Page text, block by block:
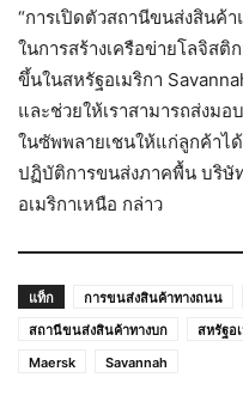
“การเปิดตัวสถานีขนส่งสินค้
ในการสร้างเครือข่ายโลจิส
ขึ้นในสหรัฐอเมริกา
และช่วยให้เราสามารถส่งม
ในซัพพลายเชนให้แก่ลูกค้าไ
ปฏิบัติการขนส่งภาคพื้น บริษั
อเมริกาเหนือ กล่าว
แท็ก การขนส่งสินค้าทางถนน
สถานีขนส่งสินค้าทางบก
สหรัฐอ
Maersk
Savannah